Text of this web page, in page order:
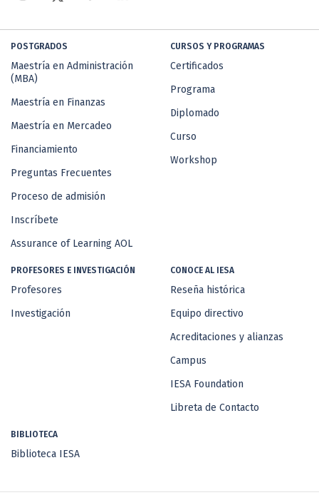
POSTGRADOS
Maestría en Administración
(MBA)
Maestría en Finanzas
Maestría en Mercadeo
Financiamiento
Preguntas Frecuentes
Proceso de admisión
Inscríbete
Assurance of Learning AOL
CURSOS Y PROGRAMAS
Certificados
Programa
Diplomado
Curso
Workshop
PROFESORES E INVESTIGACIÓN
Profesores
Investigación
CONOCE AL IESA
Reseña histórica
Equipo directivo
Acreditaciones y alianzas
Campus
IESA Foundation
Libreta de Contacto
BIBLIOTECA
Biblioteca IESA